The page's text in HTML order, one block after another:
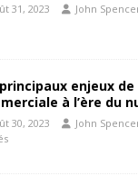
31, 2023 John
enjeux de
à l’ère du
30, 2023 John